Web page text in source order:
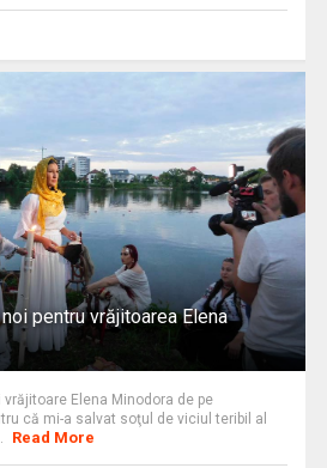
pentru vrăjitoarea Elena
Elena Minodora de pe
că mi-a salvat soţul de viciul teribil al
Read More